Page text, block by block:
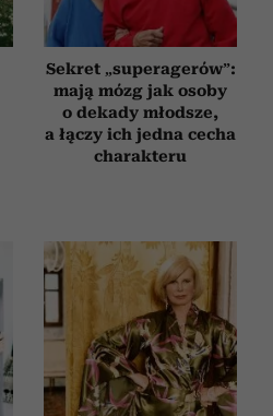
Sekret „superagerów”:
mają mózg jak osoby
o dekady młodsze,
a łączy ich jedna cecha
charakteru